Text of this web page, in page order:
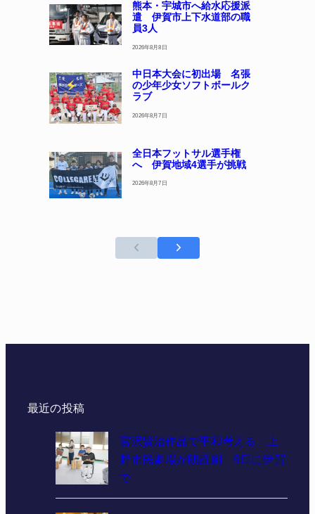
熊本・宇城市へ給水応援派
遣 伊賀市上下水道部の職
員3人
2026年8月8日
中日本大会に初出場 名張
の少年少女ソフトボールク
ラブ
2026年8月7日
全日本フットサル選手権
へ 伊賀地域4選手が挑戦
2026年8月7日
最近の投稿
宮沢賢治作品で平和考える 上
野市民劇場が朗読劇 9日に伊賀
で